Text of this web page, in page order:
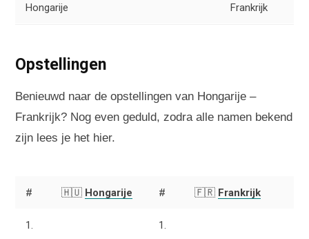
Hongarije
Frankrijk
Opstellingen
Benieuwd naar de opstellingen van Hongarije –
Frankrijk? Nog even geduld, zodra alle namen bekend
zijn lees je het hier.
# 🇭🇺 Hongarije # 🇫🇷 Frankrijk
1. 1.